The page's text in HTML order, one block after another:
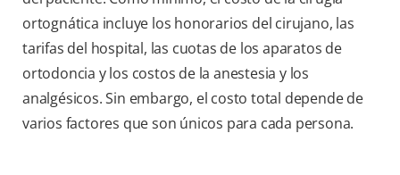
ortognática incluye los honorarios del cirujano, las
tarifas del hospital, las cuotas de los aparatos de
ortodoncia y los costos de la anestesia y los
analgésicos. Sin embargo, el costo total depende de
varios factores que son únicos para cada persona.